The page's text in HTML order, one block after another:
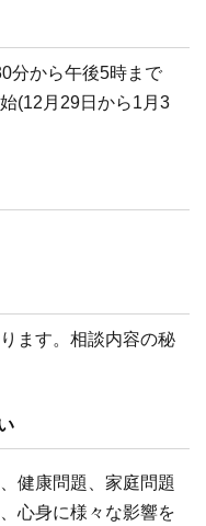
分から午後5時まで
(12月29日から1月3
ます。相談内容の秘
健康問題、家庭問題
心身に様々な影響を